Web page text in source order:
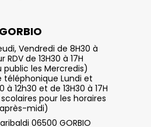
GORBIO
Vendredi de 8H30 à
RDV de 13H30 à 17H
public les Mercredis)
téléphonique Lundi et
12h30 et de 13H30 à 17H
pour les horaires
midi)
06500 GORBIO